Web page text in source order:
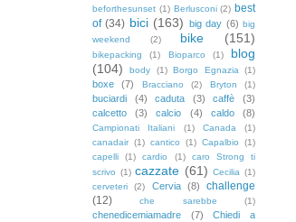
beforthesunset (1) Berlusconi (2) best
of (34) bici (163) big day (6) big
weekend
(2) bike (151)
bikepacking (1) Bioparco (1)
blog
(104)
body (1) Borgo Egnazia (1)
boxe (7) Bracciano (2) Bryton (1)
buciardi (4) caduta (3) caffè
(3)
calcetto
(3) calcio (4) caldo (8)
Campionati Italiani (1) Canada
(1)
canadair (1) cantico (1) Capalbio
(1)
capelli
(1) cardio (1)
caro Strong ti
scrivo (1) cazzate (61) Cecilia (1)
cerveteri
(2) Cervia (8)
challenge
(12)
che sarebbe (1)
chenedicemiamadre (7)
Chiedi a